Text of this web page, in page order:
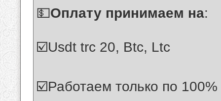
💵Оплату принимаем на:
☑️Usdt trc 20, Btc, Ltc
☑️Работаем только по 100%